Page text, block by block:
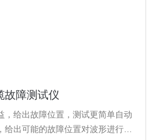
故障测试仪
，给出故障位置，测试更简单自动
出可能的故障位置对波形进行缩